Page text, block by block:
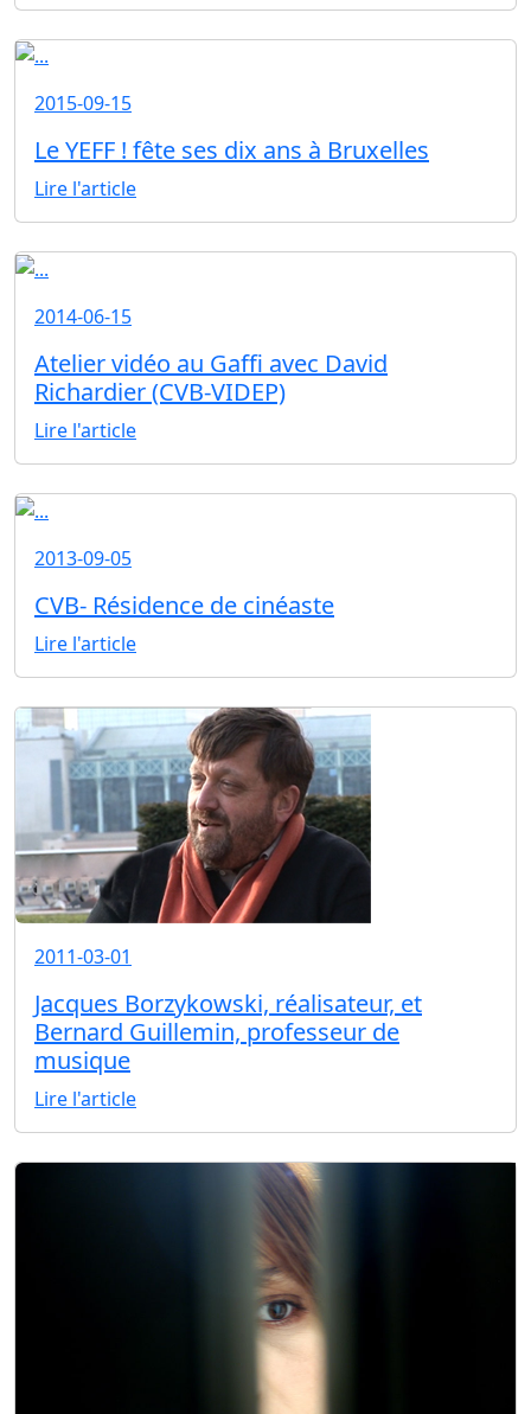
2015-09-15
Le YEFF ! fête ses dix ans à Bruxelles
Lire l'article
2014-06-15
Atelier vidéo au Gaffi avec David
Richardier (CVB-VIDEP)
Lire l'article
2013-09-05
CVB- Résidence de cinéaste
Lire l'article
2011-03-01
Jacques Borzykowski, réalisateur, et
Bernard Guillemin, professeur de
musique
Lire l'article